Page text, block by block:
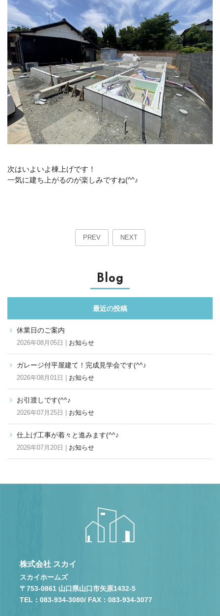
次はいよいよ棟上げです！
一気に建ち上がるのが楽しみですね(^^♪
PREV NEXT
Blog
最近の投稿
休業日のご案内
2026年08月05日 | お知らせ
ガレージ付平屋建て！完成見学会です(^^♪
2026年08月01日 | お知らせ
お引渡しです(^^♪
2026年07月25日 | お知らせ
仕上げ工事が着々と進みます(^^♪
2026年07月20日 | お知らせ
株式会社 スカイ
スカイホームズ
〒753-0861 山口県山口市矢原1432-5
TEL：083-934-3080/ FAX：083-934-3077